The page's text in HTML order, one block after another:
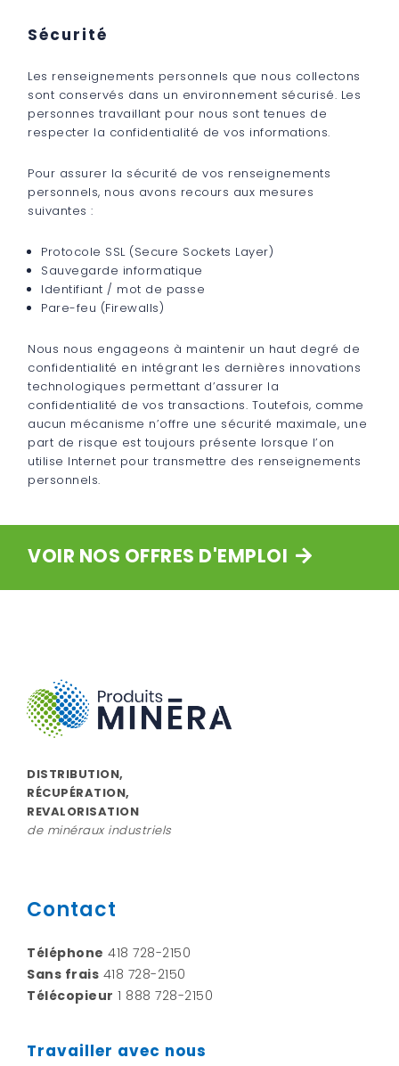
Sécurité
Les renseignements personnels que nous collectons
sont conservés dans un environnement sécurisé. Les
personnes travaillant pour nous sont tenues de
respecter la confidentialité de vos informations.
Pour assurer la sécurité de vos renseignements
personnels, nous avons recours aux mesures
suivantes :
Protocole SSL (Secure Sockets Layer)
Sauvegarde informatique
Identifiant / mot de passe
Pare-feu (Firewalls)
Nous nous engageons à maintenir un haut degré de
confidentialité en intégrant les dernières innovations
technologiques permettant d’assurer la
confidentialité de vos transactions. Toutefois, comme
aucun mécanisme n’offre une sécurité maximale, une
part de risque est toujours présente lorsque l’on
utilise Internet pour transmettre des renseignements
personnels.
VOIR NOS OFFRES D'EMPLOI
DISTRIBUTION,
RÉCUPÉRATION,
REVALORISATION
de minéraux industriels
Contact
Téléphone 418 728-2150
Sans frais 418 728-2150
Télécopieur 1 888 728-2150
Travailler avec nous